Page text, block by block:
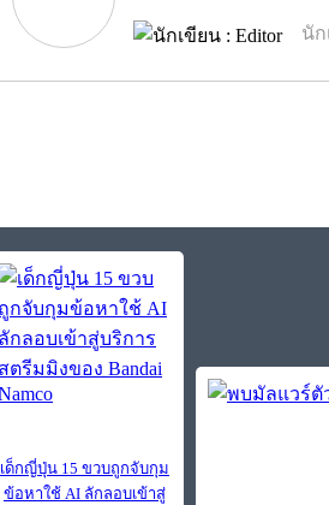
นัก
เด็กญี่ปุ่น 15 ขวบถูกจับกุม
ข้อหาใช้ AI ลักลอบเข้าสู่